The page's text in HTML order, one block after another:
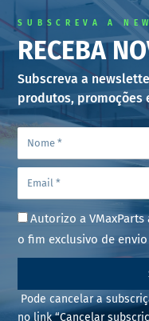
SUBSCREVA A
RECEBA
Subscreva a
produtos, promoções
Autorizo a
o fim exclusivo de
Pode cancelar a
no link “Cancelar